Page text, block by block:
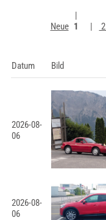
Neue 1 2
Datum Bild
2026-08-
06
2026-08-
06